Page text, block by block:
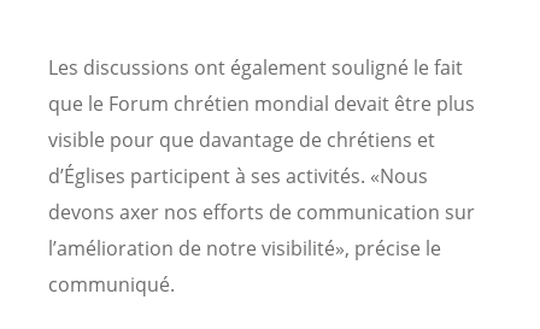
Les discussions ont également souligné le fait
que le Forum chrétien mondial devait être plus
visible pour que davantage de chrétiens et
d’Églises participent à ses activités. «Nous
devons axer nos efforts de communication sur
l’amélioration de notre visibilité», précise le
communiqué.